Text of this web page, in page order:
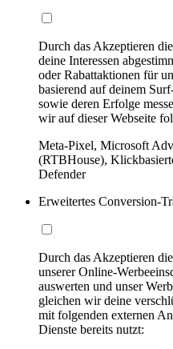
Durch das Akzeptieren
deine Interessen
oder Rabattaktionen für
basierend auf deinem
sowie deren Erfolge
wir auf dieser Webseite
Meta-Pixel, Microsoft
(RTBHouse),
Defender
Erweitertes Conversion-
Durch das Akzeptieren
unserer Online-
auswerten und unser
gleichen wir deine
mit folgenden externen
Dienste bereits nutzt: